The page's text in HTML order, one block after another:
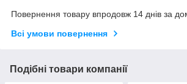
Повернення товару впродовж 14 днів за
Всі умови повернення
Подібні товари компанії